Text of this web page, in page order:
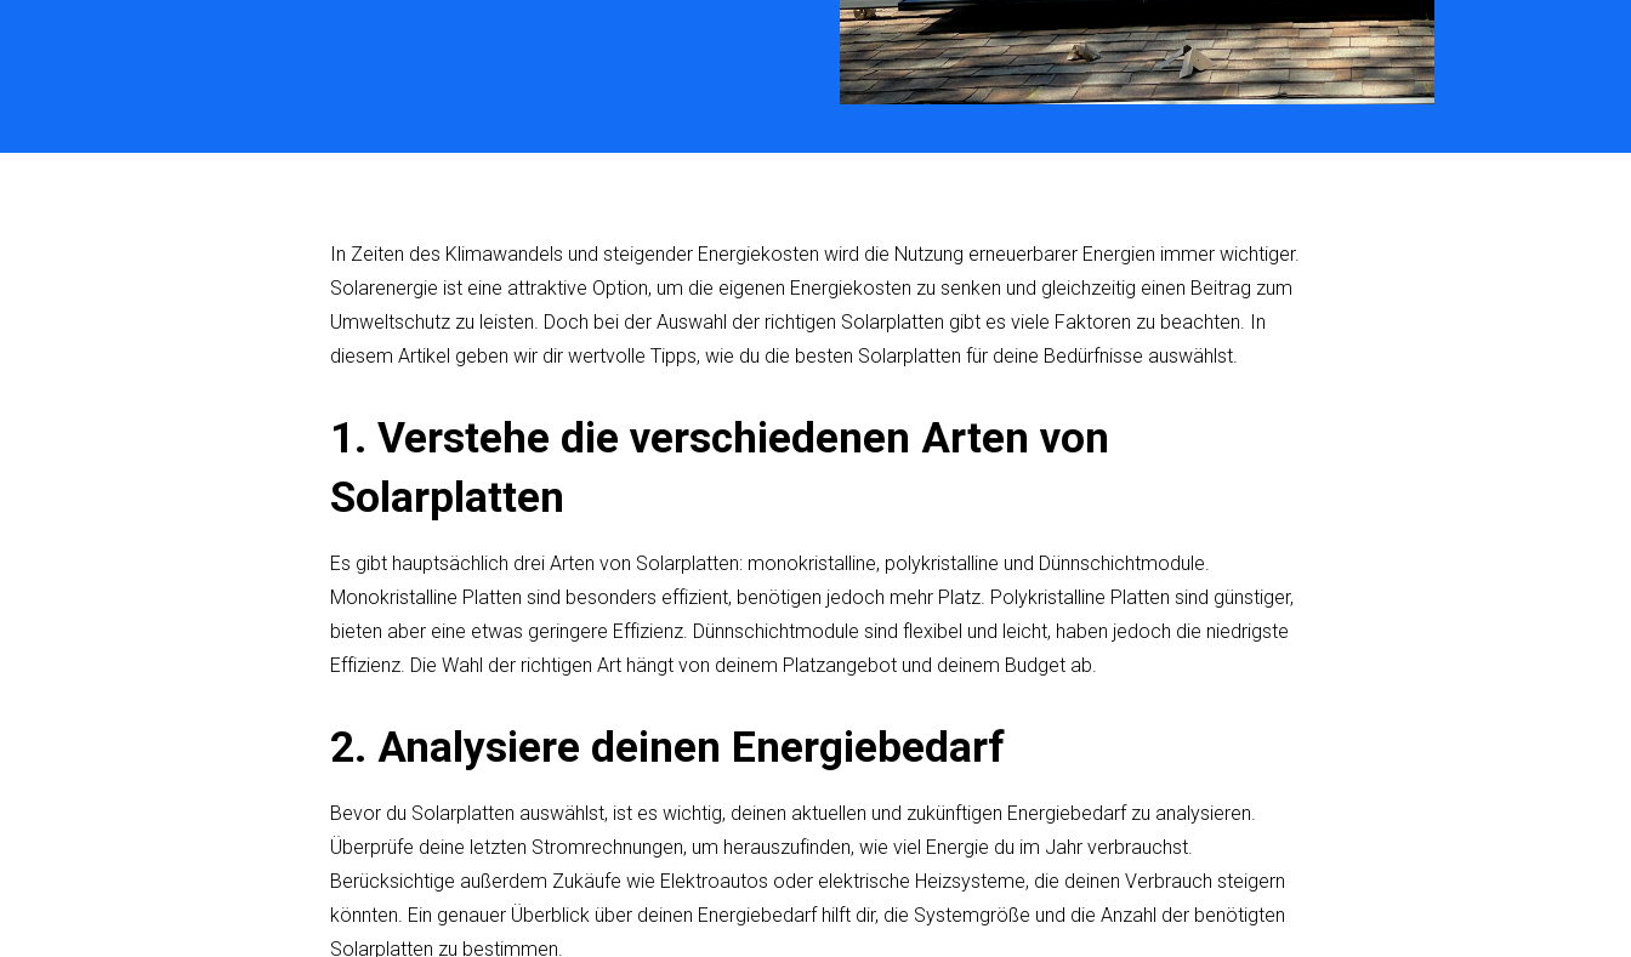
In Zeiten des Klimawandels und steigender Energiekosten wird die Nutzung erneuerbarer Energien immer wichtiger.
Solarenergie ist eine attraktive Option, um die eigenen Energiekosten zu senken und gleichzeitig einen Beitrag zum
Umweltschutz zu leisten. Doch bei der Auswahl der richtigen Solarplatten gibt es viele Faktoren zu beachten. In
diesem Artikel geben wir dir wertvolle Tipps, wie du die besten Solarplatten für deine Bedürfnisse auswählst.
1. Verstehe die verschiedenen Arten von
Solarplatten
Es gibt hauptsächlich drei Arten von Solarplatten: monokristalline, polykristalline und Dünnschichtmodule.
Monokristalline Platten sind besonders effizient, benötigen jedoch mehr Platz. Polykristalline Platten sind günstiger,
bieten aber eine etwas geringere Effizienz. Dünnschichtmodule sind flexibel und leicht, haben jedoch die niedrigste
Effizienz. Die Wahl der richtigen Art hängt von deinem Platzangebot und deinem Budget ab.
2. Analysiere deinen Energiebedarf
Bevor du Solarplatten auswählst, ist es wichtig, deinen aktuellen und zukünftigen Energiebedarf zu analysieren.
Überprüfe deine letzten Stromrechnungen, um herauszufinden, wie viel Energie du im Jahr verbrauchst.
Berücksichtige außerdem Zukäufe wie Elektroautos oder elektrische Heizsysteme, die deinen Verbrauch steigern
könnten. Ein genauer Überblick über deinen Energiebedarf hilft dir, die Systemgröße und die Anzahl der benötigten
Solarplatten zu bestimmen.